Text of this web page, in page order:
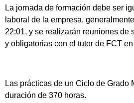
La jornada de formación debe ser
laboral de la empresa,
22:01, y se realizarán reuniones de
y obligatorias con el tutor de FCT
Las prácticas de un Ciclo de Grado
duración de 370 horas.